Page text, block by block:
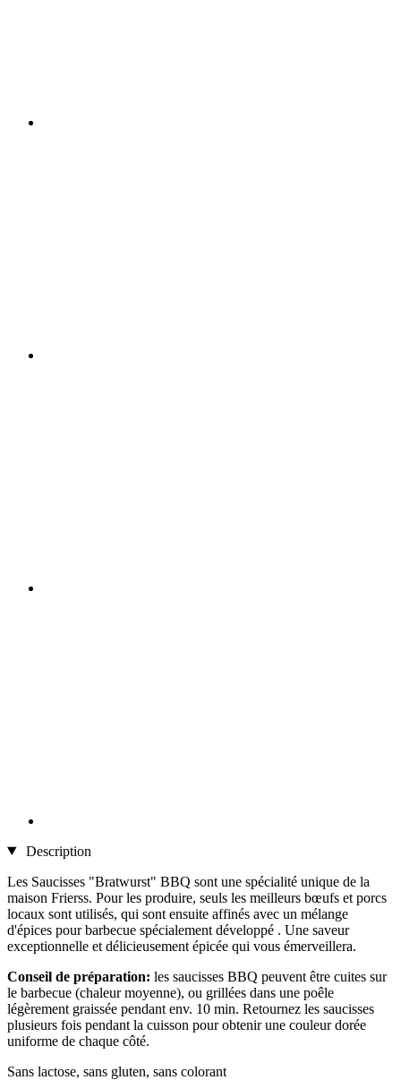
Description
Les Saucisses "Bratwurst" BBQ sont une spécialité unique de la
maison Frierss. Pour les produire, seuls les meilleurs bœufs et porcs
locaux sont utilisés, qui sont ensuite affinés avec un mélange
d'épices pour barbecue spécialement développé . Une saveur
exceptionnelle et délicieusement épicée qui vous émerveillera.
Conseil de préparation: les saucisses BBQ peuvent être cuites sur
le barbecue (chaleur moyenne), ou grillées dans une poêle
légèrement graissée pendant env. 10 min. Retournez les saucisses
plusieurs fois pendant la cuisson pour obtenir une couleur dorée
uniforme de chaque côté.
Sans lactose, sans gluten, sans colorant